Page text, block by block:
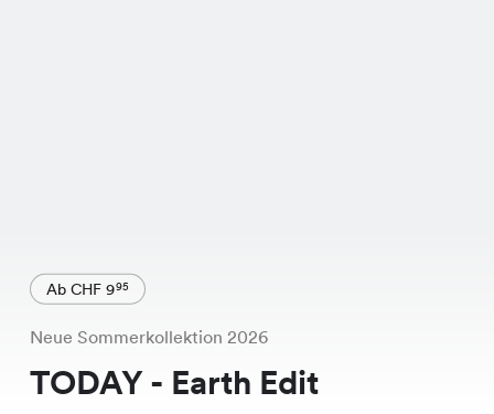
Ab CHF 995
Neue Sommerkollektion 2026
TODAY - Earth Edit